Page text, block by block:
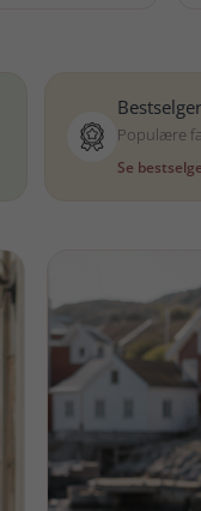
Populære
Se